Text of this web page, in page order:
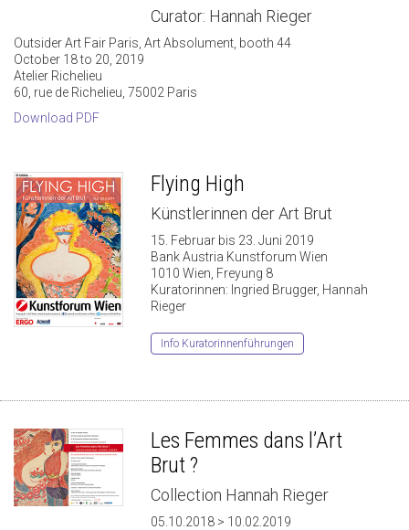
Curator: Hannah Rieger
Outsider Art Fair Paris, Art Absolument, booth 44
October 18 to 20, 2019
Atelier Richelieu
60, rue de Richelieu, 75002 Paris
Download PDF
Flying High
Künstlerinnen der Art Brut
15. Februar bis 23. Juni 2019
Bank Austria Kunstforum Wien
1010 Wien, Freyung 8
Kuratorinnen: Ingried Brugger, Hannah
Rieger
Info Kuratorinnenführungen
Les Femmes dans l’Art
Brut ?
Collection Hannah Rieger
05.10.2018 > 10.02.2019